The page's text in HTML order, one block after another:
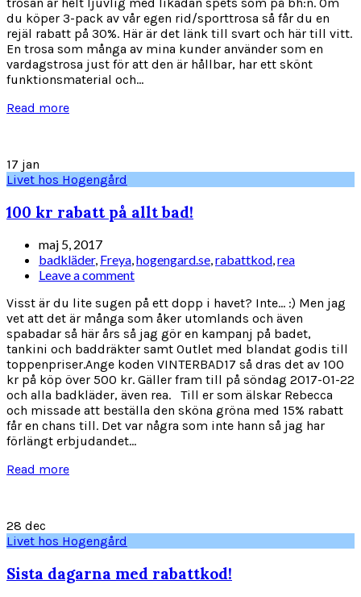
du köper 3-pack av vår egen rid/sporttrosa så får du en
rejäl rabatt på 30%. Här är det länk till svart och här till vitt.
En trosa som många av mina kunder använder som en
vardagstrosa just för att den är hållbar, har ett skönt
funktionsmaterial och...
Read more
17 jan
Livet hos Hogengård
100 kr rabatt på allt bad!
maj 5, 2017
badkläder, Freya,hogengard.se,rabattkod,rea
Leave a comment
Visst är du lite sugen på ett dopp i havet? Inte... :) Men jag
vet att det är många som åker utomlands och även
spabadar så här års så jag gör en kampanj på badet,
tankini och baddräkter samt Outlet med blandat godis till
toppenpriser.Ange koden VINTERBAD17 så dras det av 100
kr på köp över 500 kr. Gäller fram till på söndag 2017-01-22
och alla badkläder, även rea. Till er som älskar Rebecca
och missade att beställa den sköna gröna med 15% rabatt
får en chans till. Det var några som inte hann så jag har
förlängt erbjudandet...
Read more
28 dec
Livet hos Hogengård
Sista dagarna med rabattkod!